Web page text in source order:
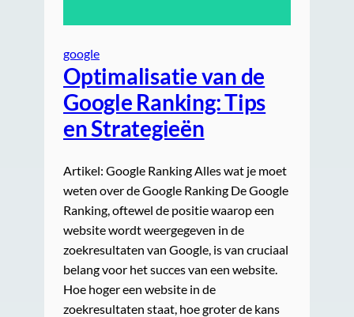
google
Optimalisatie van de
Google Ranking: Tips
en Strategieën
Artikel: Google Ranking Alles wat je moet
weten over de Google Ranking De Google
Ranking, oftewel de positie waarop een
website wordt weergegeven in de
zoekresultaten van Google, is van cruciaal
belang voor het succes van een website.
Hoe hoger een website in de
zoekresultaten staat, hoe groter de kans